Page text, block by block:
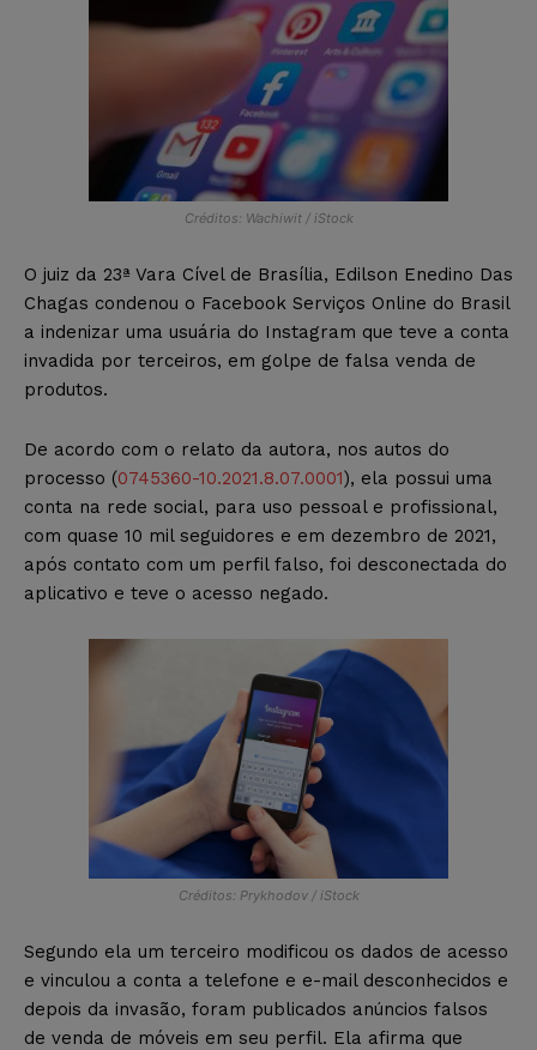
Créditos: Wachiwit / iStock
O juiz da 23ª Vara Cível de Brasília, Edilson Enedino Das
Chagas condenou o Facebook Serviços Online do Brasil
a indenizar uma usuária do Instagram que teve a conta
invadida por terceiros, em golpe de falsa venda de
produtos.
De acordo com o relato da autora, nos autos do
processo (0745360-10.2021.8.07.0001), ela possui uma
conta na rede social, para uso pessoal e profissional,
com quase 10 mil seguidores e em dezembro de 2021,
após contato com um perfil falso, foi desconectada do
aplicativo e teve o acesso negado.
Créditos: Prykhodov / iStock
Segundo ela um terceiro modificou os dados de acesso
e vinculou a conta a telefone e e-mail desconhecidos e
depois da invasão, foram publicados anúncios falsos
de venda de móveis em seu perfil. Ela afirma que